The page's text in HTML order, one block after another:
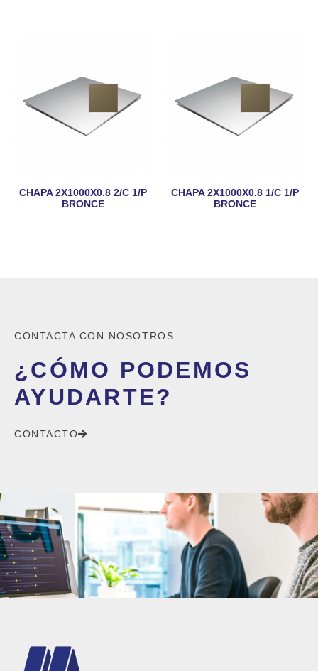
CHAPA 2X1000X0.8 2/C 1/P
BRONCE
CHAPA 2X1000X0.8 1/C 1/P
BRONCE
CONTACTA CON NOSOTROS
¿CÓMO PODEMOS
AYUDARTE?
CONTACTO